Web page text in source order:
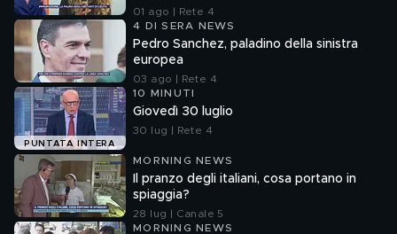
01 ago | Rete 4
4 DI SERA NEWS
Pedro Sanchez, paladino della sinistra
europea
03 ago | Rete 4
PUNTATA INTERA
10 MINUTI
Giovedì 30 luglio
30 lug | Rete 4
MORNING NEWS
Il pranzo degli italiani, cosa portano in
spiaggia?
28 lug | Canale 5
MORNING NEWS